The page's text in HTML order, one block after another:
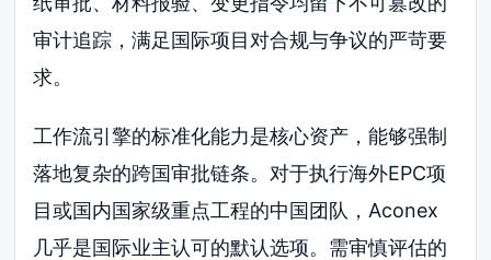
审计追踪，满足国际项目对合规与争议的严苛要
求。
工作流引擎的标准化能力是核心资产，能够强制
落地复杂的跨国审批链条。对于执行海外EPC项
目或国内国家级重点工程的中国团队，Aconex
几乎是国际业主认可的默认选项。需审慎评估的